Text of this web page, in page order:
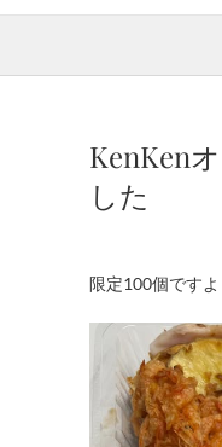
KenKen
した
限定100個です